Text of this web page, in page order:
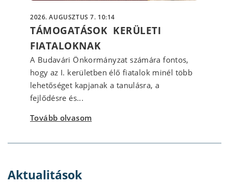
2026. AUGUSZTUS 7. 10:14
TÁMOGATÁSOK KERÜLETI
FIATALOKNAK
A Budavári Önkormányzat számára fontos,
hogy az I. kerületben élő fiatalok minél több
lehetőséget kapjanak a tanulásra, a
fejlődésre és...
Tovább olvasom
Aktualitások